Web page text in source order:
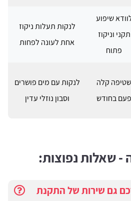
שיפוע
תקני וניקוז
פתוח
לנקות תעלות ניקוז
אחת לעונה לפחות
שטיפה קלה
פעם בחודש
לנקות עם מים פושרים
וסבון נוזלי עדין
- שאלות נפוצות:
גם שירות של התקנת